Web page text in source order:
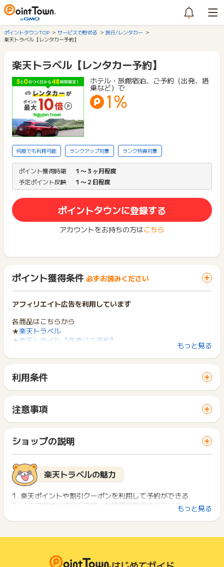
ポイントタウンTOP サービスで貯める
旅行/レンタカー
楽天トラベル【レンタカー予約】
楽天トラベル【レンタカー予約】
ホテル・旅館宿泊、ご予約（出発、搭
乗など）で
1%
何度でも利用可能 ランクアップ対象 ランク特典対象
ポイント獲得時期
１〜３ヶ月程度
予定ポイント反映
１〜２日程度
ポイントタウンに登録する
アカウントをお持ちの方はこちら
ポイント獲得条件 必ずお読みください
アフィリエイト広告を利用しています
各商品はこちらから
★楽天トラベル
★楽天トラベル【高速バス予約】
★楽天トラベル【JAL楽パック】
★楽天トラベル【レンタカー予約】
ます。
・国内宿泊予約
・ANA楽パック（ANA航空券＋国内宿泊)
・JAL楽パック（JAL航空券＋国内宿泊）
・海外 ホテル
・海外航空券予約
・海外楽パック（海外航空券＋海外宿泊＋α)
・英語サイト（日本国内の施設のみ）
・高速バス予約
・レンタカー予約
イント獲得対象となります。
・リピート利用もポイント獲得対象です。
もっと見る
利用条件
サイトに移動してからお申し込みやお買い物が完了するまでの
間に、同じブラウザ（※）で他のサイトに移動した場合はポイン
ト獲得ができません。
「 サイトへ行ってポイントGET 」ボタンを押した時とサービ
ス・お買い物利用時で、デバイス・ブラウザが異なる場合はポ
イント獲得ができません。
2回以上同じお買い物・サービスをご利用される場合は、毎回
ポイントタウンに戻り、「 サイトへ行ってポイントGET 」ボ
タンを押してからご利用ください。
下記の事項に該当する場合、広告主側で対象外とみなし、「獲
い物を複数回ご利用された場合
て一度でも同サービス・お買い物を利用されたことがある場合
ご利用前には、Cookieの削除をおこなっていただくことを推奨
注意事項
一部のサービスにつきましては、1商品につき10円単位の金額
は切り捨てとなります。
ポイント獲得が1ポイント未満のものは切り捨てとなり、ポイ
ント履歴には記載されません。
原則として広告主側のポイント等を利用して支払われた金額分
につきましては、ポイントタウンのポイント獲得の対象には含
まれません。
広告主が運営しているサービスの都合もしくは会員様の都合で
商品の交換や一部でもキャンセルされた場合、ポイントが無効
になる可能性もございます。
条件を達成しているかどうかは各広告主ではなく、代理店が行
ショップの説明
楽天トラベルの魅力
1. 楽天ポイントや割引クーポンを利用して予約ができる
2. メルマガや公式SNSで様々な情報が発信されている
3. ホテルや航空券、レンタカーなどの検索機能が使いやすい
もっと見る